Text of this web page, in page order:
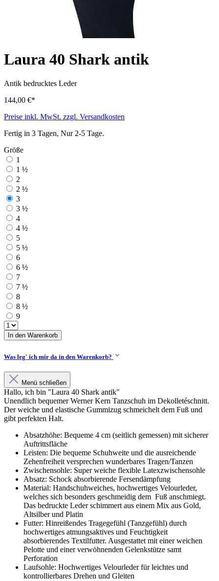
Laura 40 Shark antik
Antik bedrucktes Leder
144,00 €*
Preise inkl. MwSt. zzgl. Versandkosten
Fertig in 3 Tagen, Nur 2-5 Tage.
Größe
1
1 ½
2
2 ½
3
3 ½
4
4 ½
5
5 ½
6
6 ½
7
7 ½
8
8 ½
9
In den Warenkorb
Was leg' ich mir da in den Warenkorb?
Menü schließen
Hallo, ich bin "Laura 40 Shark antik"
Unendlich bequemer Werner Kern Tanzschuh im Dekolletéschnitt.
Der weiche und elastische Gummizug schmeichelt dem Fuß und
gibt perfekten Halt.
Absatzhöhe: Bequeme 4 cm (seitlich gemessen) mit sicherer
Auftrittsfläche
Leisten: Die bequeme Schuhweite und die ausreichende
Zehenfreiheit versprechen wunderbares Tragen/Tanzen
Zwischensohle: Super weiche flexible Latexzwischensohle
Absatz: Schock absorbierende Fersendämpfung
Material: Handschuhweiches, hochwertiges Velourleder,
welches sich besonders geschmeidig dem Fuß anschmiegt.
Das bedruckte Leder schimmert aus einem Mix aus Gold,
Altsilber und Platin
Futter: Hinreißendes Tragegefühl (Tanzgefühl) durch
hochwertiges atmungsaktives und Feuchtigkeit
absorbierendes Textilfutter. Ausgestattet mit einer weichen
Pelotte und einer verwöhnenden Gelenkstütze samt
Perforation
Laufsohle: Hochwertiges Velourleder für leichtes und
kontrollierbares Drehen und Gleiten